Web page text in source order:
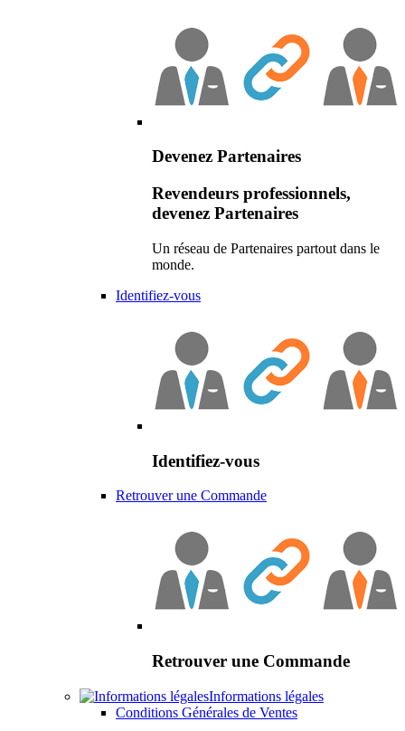
Devenez Partenaires
Revendeurs professionnels,
devenez Partenaires
Un réseau de Partenaires partout dans le
monde.
Identifiez-vous
Identifiez-vous
Retrouver une Commande
Retrouver une Commande
Informations légales
Conditions Générales de Ventes